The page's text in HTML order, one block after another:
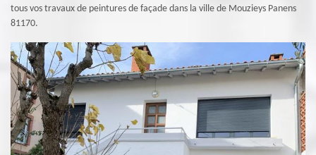
tous vos travaux de peintures de façade dans la ville de Mouzieys Panens
81170.